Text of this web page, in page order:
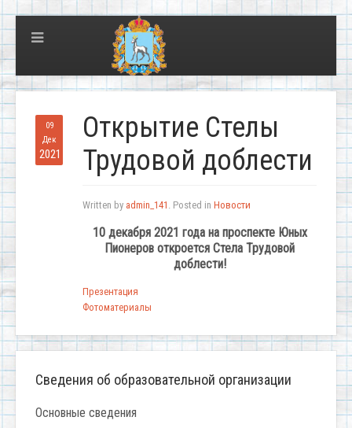
09
Дек
2021
Открытие Стелы
Трудовой доблести
Written by admin_141 . Posted in Новости
10 декабря 2021 года на проспекте Юных
Пионеров откроется Стела Трудовой
доблести!
Презентация
Фотоматериалы
Сведения об образовательной организации
Основные сведения